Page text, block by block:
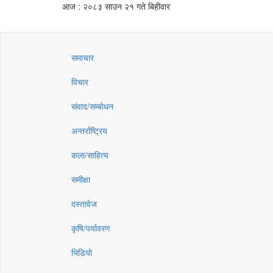
आज : २०८३ साउन २१ गते बिहीवार
समाचार
विचार
संवाद/सम्बोधन
अन्तर्राष्ट्रिय
कला/साहित्य
समीक्षा
दस्तावेज
कृषि/पर्यावरण
भिडियो